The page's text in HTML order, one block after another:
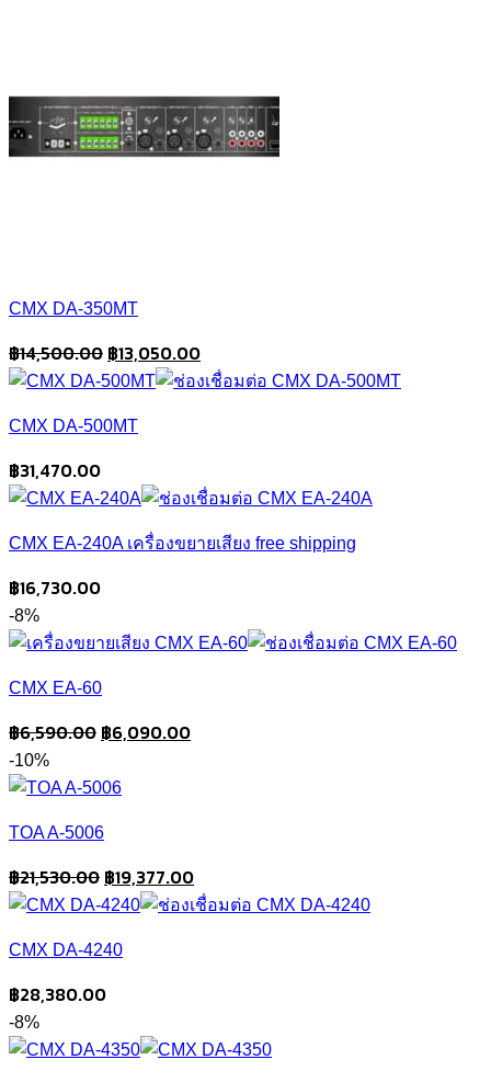
CMX DA-350MT
฿14,500.00 Original
price
฿14,500.00.
฿13,050.00Current
price
CMX DA-500MT
฿31,470.00
CMX EA-240A เครื่องขยายเสียง free shipping
฿16,730.00
-8%
CMX EA-60
฿6,590.00 Original
was:
฿6,090.00Current
-10%
TOA A-5006
฿21,530.00 Original
price
฿21,530.00.
฿19,377.00Current
price
CMX DA-4240
฿28,380.00
-8%